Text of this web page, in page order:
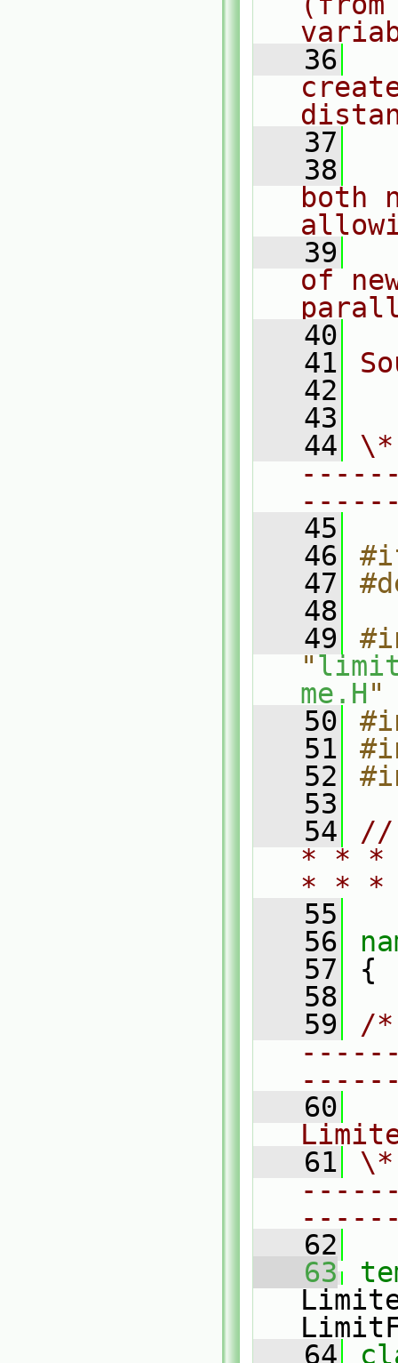
   36
   37
   38
both
   39
of
   40
   41
   42
   43
   44
   45
   46
   47
   48
   49
"
me.H"
   50
   51
   52
   53
   54
//
* * *
* *
   55
   56
   57
{
   58
   59
/
   60
   61
   62
   63
   64